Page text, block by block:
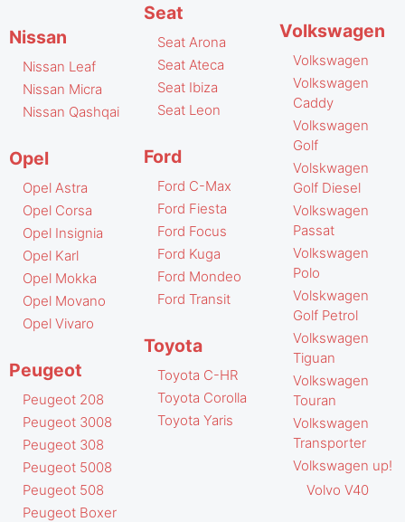
Nissan
Nissan Leaf
Nissan Micra
Nissan Qashqai
Opel
Opel Astra
Opel Corsa
Opel Insignia
Opel Karl
Opel Mokka
Opel Movano
Opel Vivaro
Peugeot
Peugeot 208
Peugeot 3008
Peugeot 308
Peugeot 5008
Peugeot 508
Peugeot Boxer
Seat
Seat Arona
Seat Ateca
Seat Ibiza
Seat Leon
Ford
Ford C-Max
Ford Fiesta
Ford Focus
Ford Kuga
Ford Mondeo
Ford Transit
Toyota
Toyota C-HR
Toyota Corolla
Toyota Yaris
Volkswagen
Volkswagen
Volkswagen
Caddy
Volkswagen
Golf
Volskwagen
Golf Diesel
Volkswagen
Passat
Volkswagen
Polo
Volskwagen
Golf Petrol
Volkswagen
Tiguan
Volkswagen
Touran
Volkswagen
Transporter
Volkswagen up!
Volvo V40